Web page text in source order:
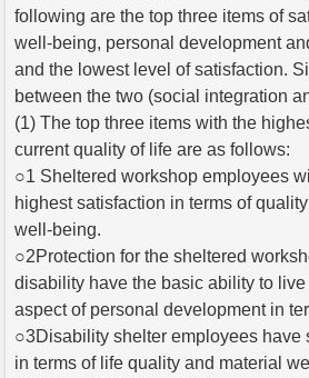
following are the top three items of
well-being, personal development
and the lowest level of satisfaction.
between the two (social integration
(1) The top three items with the
current quality of life are as follows:
○1 Sheltered workshop employees
highest satisfaction in terms of
well-being.
○2Protection for the sheltered
disability have the basic ability to
aspect of personal development in
○3Disability shelter employees have
in terms of life quality and material